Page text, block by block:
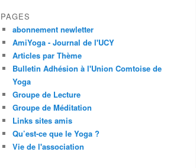
PAGES
abonnement newletter
AmiYoga - Journal de l'UCY
Articles par Thème
Bulletin Adhésion à l'Union Comtoise de
Yoga
Groupe de Lecture
Groupe de Méditation
Links sites amis
Qu’est-ce que le Yoga ?
Vie de l'association